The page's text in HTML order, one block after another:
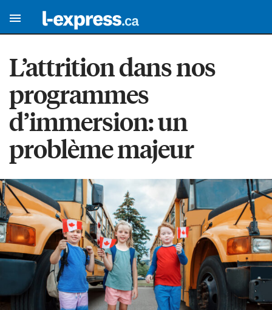
L’attrition dans nos
programmes
d’immersion: un
problème majeur